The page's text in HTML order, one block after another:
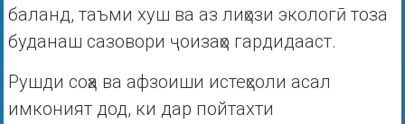
баланд, таъми хуш ва аз лиҳози экологӣ тоза
буданаш сазовори ҷоизаҳо гардидааст.
Рушди соҳа ва афзоиши истеҳсоли асал
имконият дод, ки дар пойтахти